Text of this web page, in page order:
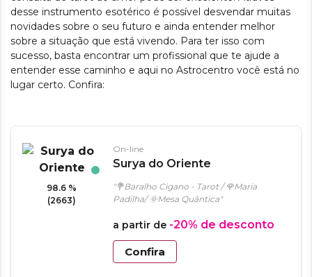
desse instrumento esotérico é possível desvendar muitas
novidades sobre o seu futuro e ainda entender melhor
sobre a situação que está vivendo. Para ter isso com
sucesso, basta encontrar um profissional que te ajude a
entender esse caminho e aqui no Astrocentro você está no
lugar certo. Confira:
98.6 %
(2663)
On-line
Surya do Oriente
"💐Baralho Cigano - Tarot / 🌹Maria
Padilha/ 🌞Mesa Quântica"
a partir de -20% de desconto
Confira